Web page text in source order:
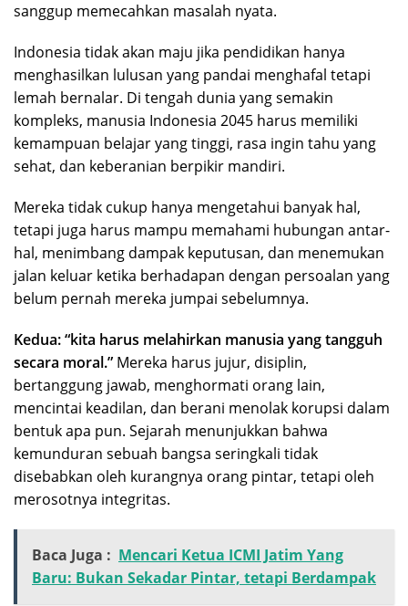
sanggup memecahkan masalah nyata.
Indonesia tidak akan maju jika pendidikan hanya
menghasilkan lulusan yang pandai menghafal tetapi
lemah bernalar. Di tengah dunia yang semakin
kompleks, manusia Indonesia 2045 harus memiliki
kemampuan belajar yang tinggi, rasa ingin tahu yang
sehat, dan keberanian berpikir mandiri.
Mereka tidak cukup hanya mengetahui banyak hal,
tetapi juga harus mampu memahami hubungan antar-
hal, menimbang dampak keputusan, dan menemukan
jalan keluar ketika berhadapan dengan persoalan yang
belum pernah mereka jumpai sebelumnya.
Kedua: “kita harus melahirkan manusia yang tangguh
secara moral.” Mereka harus jujur, disiplin,
bertanggung jawab, menghormati orang lain,
mencintai keadilan, dan berani menolak korupsi dalam
bentuk apa pun. Sejarah menunjukkan bahwa
kemunduran sebuah bangsa seringkali tidak
disebabkan oleh kurangnya orang pintar, tetapi oleh
merosotnya integritas.
Baca Juga : Mencari Ketua ICMI Jatim Yang
Baru: Bukan Sekadar Pintar, tetapi Berdampak